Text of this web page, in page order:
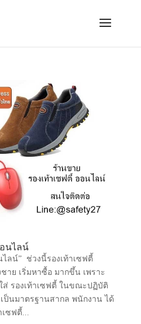
นไลน์
ไลน์” ช่วงนี้รองเท้าเซฟตี้
าย เริ่มหาซื้อ มากขึ้น เพราะ
ส่ รองเท้าเซฟตี้ ในขณะปฏิบัติ
ป็นมาตรฐานสากล พนักงาน ได้
เซฟตี้...